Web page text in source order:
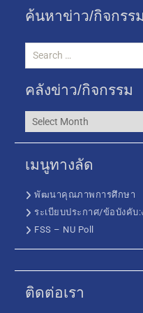
ค้นหาข่าว/กิจกรรม
คลังข่าว/กิจกรรม
เมนูทางลัด
พัฒนาคุณภาพการศึกษา
ระเบียบประกาศ/ข้อบังคับ
FSS – NU Poll
ติดต่อเรา